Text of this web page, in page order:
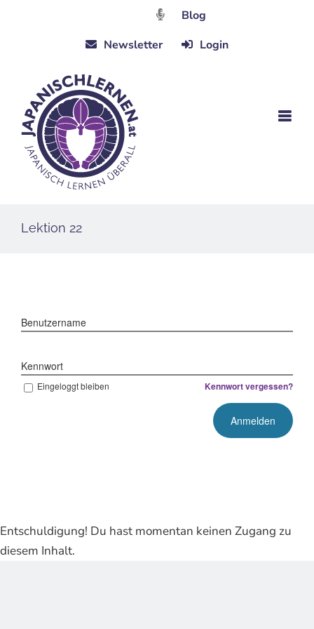
Blog
Newsletter
Login
Lektion 22
Benutzername
Kennwort
Eingeloggt bleiben Kennwort vergessen?
Entschuldigung! Du hast momentan keinen Zugang zu
diesem Inhalt.